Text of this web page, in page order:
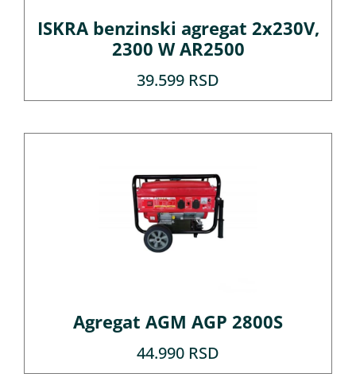
ISKRA benzinski agregat 2x230V,
2300 W AR2500
39.599 RSD
Agregat AGM AGP 2800S
44.990 RSD